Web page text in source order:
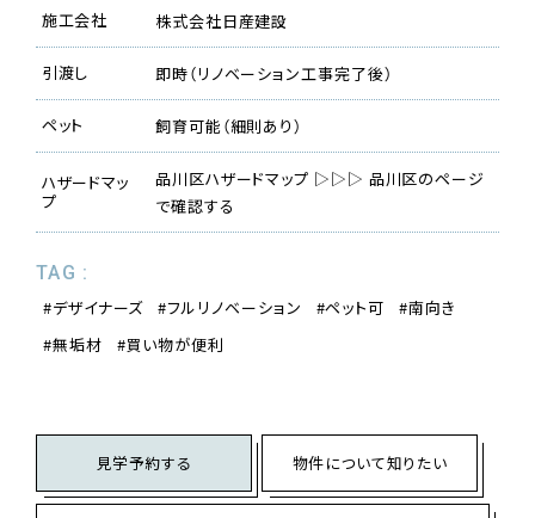
施工会社 株式会社日産建設
引渡し 即時（リノベーション工事完了後）
ペット 飼育可能（細則あり）
ハザードマッ
プ
品川区ハザードマップ ▷▷▷ 品川区のページ
で確認する
TAG :
デザイナーズ
フルリノベーション ペット可
南向き
無垢材
買い物が便利
見学予約する 物件について知りたい